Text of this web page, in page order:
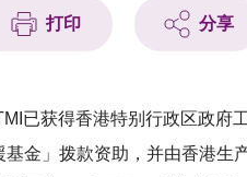
打印 分享
已获得香港特别行政区政府
金」拨款资助，并由香港生